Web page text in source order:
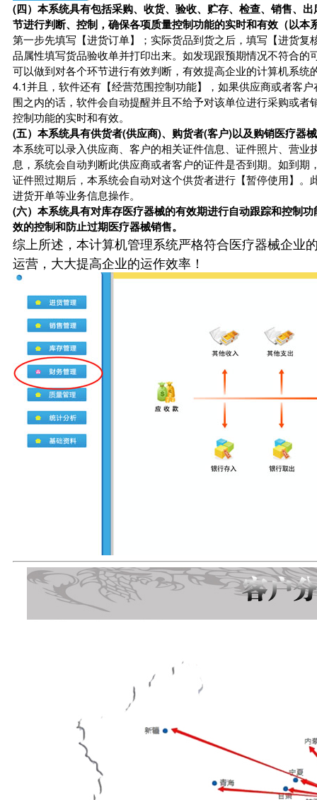
(四）本系统具有包括采购、收货、验收、贮存、检查、销售、
节进行判断、控制，确保各项质量控制功能的实时和有效（以本
第一步先填写【进货订单】；实际货品到货之后，填写【进货
品属性填写货品验收单并打印出来。如发现跟预期情况不符合
可以做到对各个环节进行有效判断，有效提高企业的计算机系统
4.1并且，软件还有【经营范围控制功能】，如果供应商或者客
围之内的话，软件会自动提醒并且不给予对该单位进行采购或
控制功能的实时和有效。
(五）本系统具有供货者(供应商)、购货者(客户)以及购销医疗器
本系统可以录入供应商、客户的相关证件信息、证件照片、营
息，系统会自动判断此供应商或者客户的证件是否到期。如到
证件照过期后，本系统会自动对这个供货者进行【暂停使用】
进货开单等业务信息操作。
(六）本系统具有对库存医疗器械的有效期进行自动跟踪和控制
效的控制和防止过期医疗器械销售。
综上所述，本计算机管理系统严格符合医疗器械企业
运营，大大提高企业的运作效率！